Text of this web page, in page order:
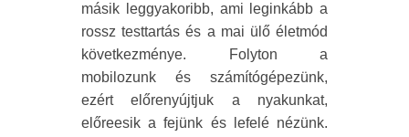
másik leggyakoribb, ami leginkább a
rossz testtartás és a mai ülő életmód
következménye. Folyton a
mobilozunk és számítógépezünk,
ezért előrenyújtjuk a nyakunkat,
előreesik a fejünk és lefelé nézünk.